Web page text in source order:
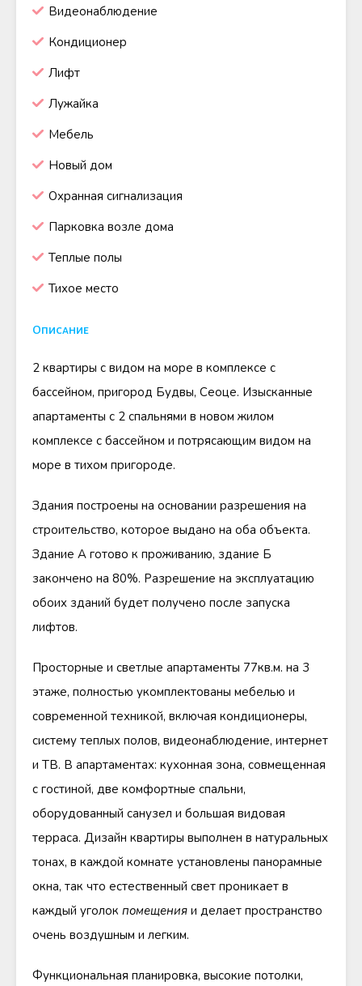
Видеонаблюдение
Кондиционер
Лифт
Лужайка
Мебель
Новый дом
Охранная сигнализация
Парковка возле дома
Теплые полы
Тихое место
Описание
2 квартиры с видом на море в комплексе с
бассейном, пригород Будвы, Сеоце. Изысканные
апартаменты с 2 спальнями в новом жилом
комплексе с бассейном и потрясающим видом на
море в тихом пригороде.
Здания построены на основании разрешения на
строительство, которое выдано на оба объекта.
Здание А готово к проживанию, здание Б
закончено на 80%. Разрешение на эксплуатацию
обоих зданий будет получено после запуска
лифтов.
Просторные и светлые апартаменты 77кв.м. на 3
этаже, полностью укомплектованы мебелью и
современной техникой, включая кондиционеры,
систему теплых полов, видеонаблюдение, интернет
и ТВ. В апартаментах: кухонная зона, совмещенная
с гостиной, две комфортные спальни,
оборудованный санузел и большая видовая
терраса. Дизайн квартиры выполнен в натуральных
тонах, в каждой комнате установлены панорамные
окна, так что естественный свет проникает в
каждый уголок помещения и делает пространство
очень воздушным и легким.
Функциональная планировка, высокие потолки,